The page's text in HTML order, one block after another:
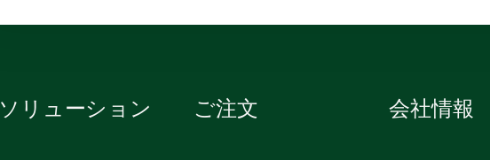
ソリューション ご注文 会社情報